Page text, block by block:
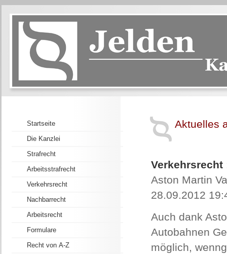
Startseite
Die Kanzlei
Strafrecht
Arbeitsstrafrecht
Verkehrsrecht
Nachbarrecht
Arbeitsrecht
Formulare
Recht von A-Z
Aktuelles
Verkehrsrecht
Aston Martin
28.09.2012
Auch dank
Autobahnen
möglich,